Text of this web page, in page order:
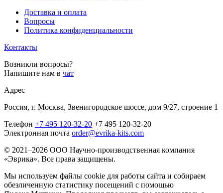
Доставка и оплата
Вопросы
Политика конфиденциальности
Контакты
Возникли вопросы?
Напишите нам в чат
Адрес
Россия, г. Москва, Звенигородское шоссе, дом 9/27, строение 1
Телефон +7 495 120-32-20 +7 495 120-32-20
Электронная почта order@evrika-kits.com
© 2021–2026 ООО Научно-производственная компания
«Эврика». Все права защищены.
Мы используем файлы cookie для работы сайта и собираем
обезличенную статистику посещений с помощью